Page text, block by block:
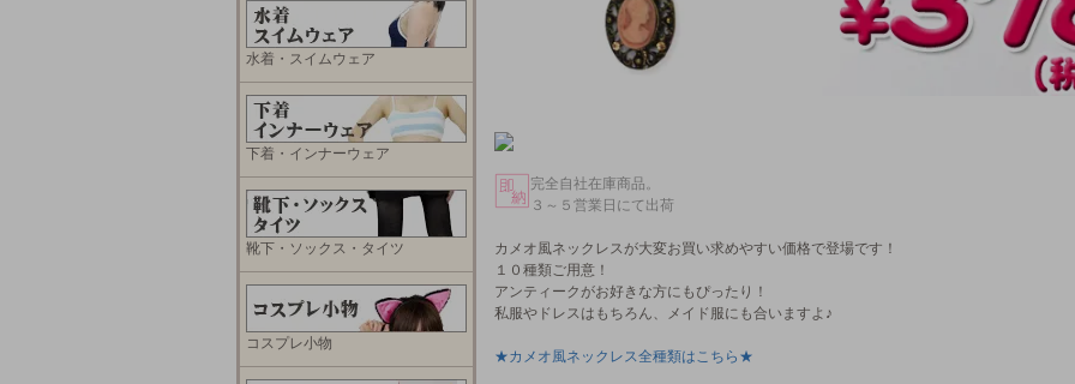
完全自社在庫商品。
３～５営業日にて出荷
カメオ風ネックレスが大変お買い求めやすい価格で登場です！
１０種類ご用意！
アンティークがお好きな方にもぴったり！
私服やドレスはもちろん、メイド服にも合いますよ♪
★カメオ風ネックレス全種類はこちら★
水着・スイムウェア
下着・インナーウェア
靴下・ソックス・タイツ
コスプレ小物